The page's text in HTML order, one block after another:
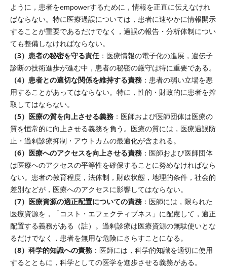
ように，患者をempowerするために，情報を正直に伝えなけれ
ばならない。特に医療過誤については，患者に速やかに情報開示
することが重要であるだけでなく，過誤の報告・分析体制につい
ても整備しなければならない。
（3）患者の秘密を守る責任 ：医療情報の電子化の進展，遺伝子
診断の技術進歩が進む中，患者の秘密の厳守は特に重要である。
（4）患者との適切な関係を維持する責務 ：患者の弱い立場を悪
用することがあってはならない。特に，性的・財政的に患者を搾
取してはならない。
（5）医療の質を向上させる義務 ：医師および医師団体は医療の
質を恒常的に向上させる義務を負う。医療の質には，医療過誤防
止・過剰診療抑制・アウトカムの最適化が含まれる。
（6）医療へのアクセスを向上させる責務 ：医師および医師団体
は医療へのアクセスの平等性を確保することに努めなければなら
ない。患者の教育程度，法体制，財政状態，地理的条件，社会的
差別などが，医療へのアクセスに影響してはならない。
（7）医療資源の適正配置についての責務 ：医師には，限られた
医療資源を，「コスト・エフェクティブネス」に配慮して，適正
配置する義務がある（註）。過剰診療は医療資源の無駄使いとな
るだけでなく，患者を無用な危険にさらすことになる。
（8）科学的知識への責務 ：医師には，科学的知識を適切に使用
するとともに，科学としての医学を進歩させる義務がある。